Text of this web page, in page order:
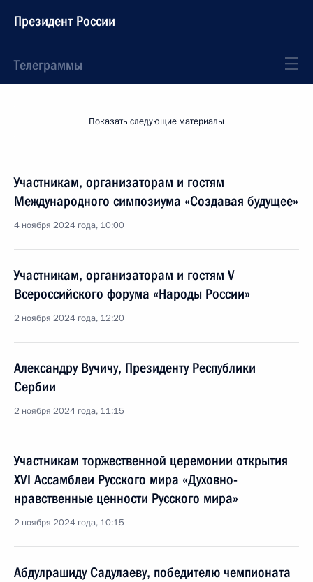
Президент России
Телеграммы
Показать следующие материалы
Участникам, организаторам и гостям
Международного симпозиума «Создавая будущее»
4 ноября 2024 года, 10:00
Участникам, организаторам и гостям V
Всероссийского форума «Народы России»
2 ноября 2024 года, 12:20
Александру Вучичу, Президенту Республики
Сербии
2 ноября 2024 года, 11:15
Участникам торжественной церемонии открытия
XVI Ассамблеи Русского мира «Духовно-
нравственные ценности Русского мира»
2 ноября 2024 года, 10:15
Абдулрашиду Садулаеву, победителю чемпионата